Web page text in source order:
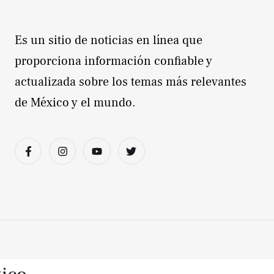
Es un sitio de noticias en línea que
proporciona información confiable y
actualizada sobre los temas más relevantes
de México y el mundo.